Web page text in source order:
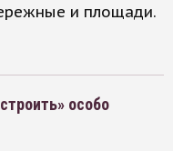
и площади.
особо